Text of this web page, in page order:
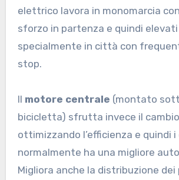
elettrico lavora in monomarcia
sforzo in partenza e quindi
specialmente in città con
stop.
Il motore centrale (montato
bicicletta) sfrutta invece il
ottimizzando l’efficienza e quindi i
normalmente ha una migliore
Migliora anche la distribuzione dei